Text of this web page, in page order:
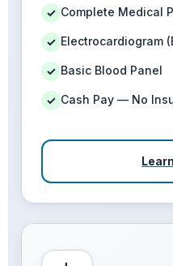
✓ Complete Medical
✓ Electrocardiogram
✓ Basic Blood Panel
✓ Cash Pay — No